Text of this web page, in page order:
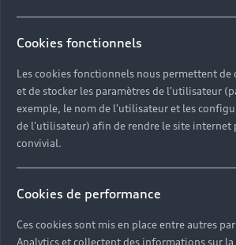
Cookies fonctionnels
Les cookies fonctionnels nous permettent de
et de stocker les paramètres de l'utilisateur
exemple, le nom de l'utilisateur et les
de l'utilisateur) afin de rendre le site internet
convivial.
Cookies de performance
Ces cookies sont mis en place entre autres
Analytics et collectent des informations sur la